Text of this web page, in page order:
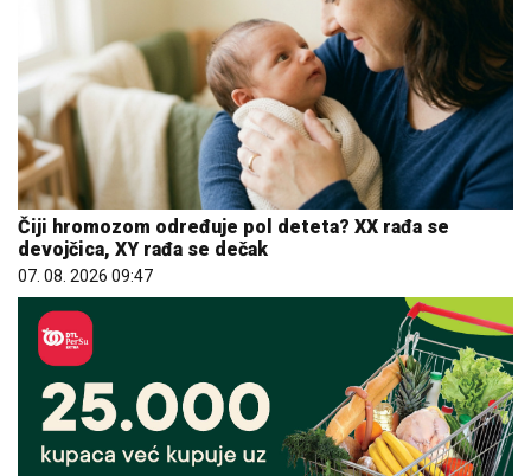
Čiji hromozom određuje pol deteta? XX rađa se
devojčica, XY rađa se dečak
07. 08. 2026 09:47